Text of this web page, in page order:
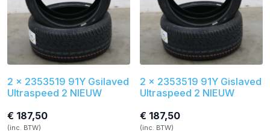
2 x 2353519 91Y Gsilaved
Ultraspeed 2 NIEUW
€ 187,50
(inc. BTW)
2 x 2353519 91Y Gislaved
Ultraspeed 2 NIEUW
€ 187,50
(inc. BTW)